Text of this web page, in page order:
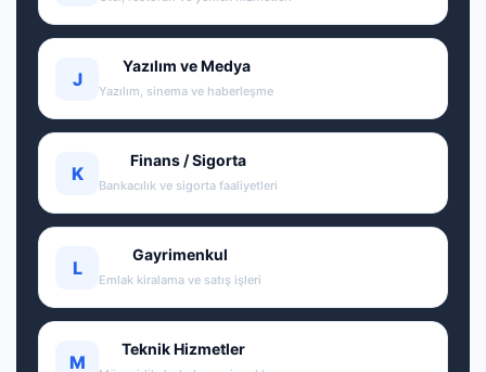
J
Yazılım ve Medya
Yazılım, sinema ve haberleşme
K
Finans / Sigorta
Bankacılık ve sigorta faaliyetleri
L
Gayrimenkul
Emlak kiralama ve satış işleri
M
Teknik Hizmetler